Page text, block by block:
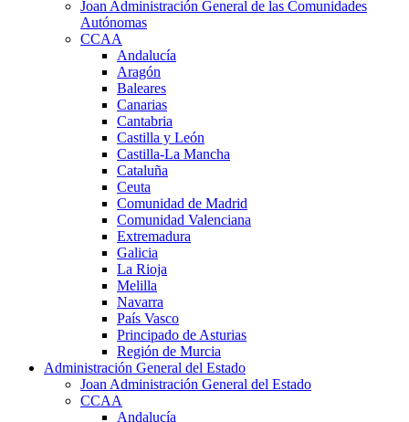
Joan Administración General de las Comunidades
Autónomas
CCAA
Andalucía
Aragón
Baleares
Canarias
Cantabria
Castilla y León
Castilla-La Mancha
Cataluña
Ceuta
Comunidad de Madrid
Comunidad Valenciana
Extremadura
Galicia
La Rioja
Melilla
Navarra
País Vasco
Principado de Asturias
Región de Murcia
Administración General del Estado
Joan Administración General del Estado
CCAA
Andalucía